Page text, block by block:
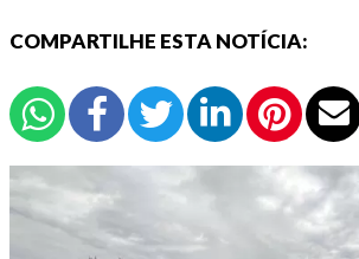
COMPARTILHE ESTA NOTÍCIA: